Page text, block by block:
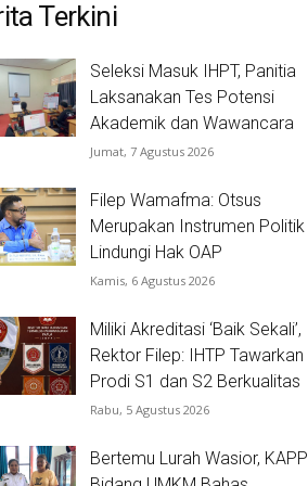
Terkini
Seleksi Masuk IHPT, Panitia
Laksanakan Tes Potensi
Akademik dan Wawancara
Jumat, 7 Agustus 2026
Filep Wamafma: Otsus
Merupakan Instrumen Politik
Lindungi Hak OAP
Kamis, 6 Agustus 2026
Miliki Akreditasi ‘Baik Sekali’,
Rektor Filep: IHTP Tawarkan
Prodi S1 dan S2 Berkualitas
Rabu, 5 Agustus 2026
Bertemu Lurah Wasior, KAPP